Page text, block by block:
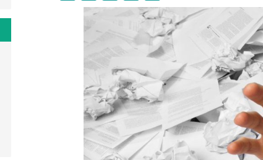
o
p
y
i
n
k
i
d
I
n
e
a
m